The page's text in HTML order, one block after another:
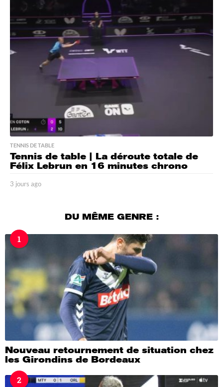
r
a
g
TENNIS DE TABLE
Tennis de table | La déroute totale de
Félix Lebrun en 16 minutes chrono
3 jours ago
DU MÊME GENRE :
1
Nouveau retournement de situation chez
les Girondins de Bordeaux
2